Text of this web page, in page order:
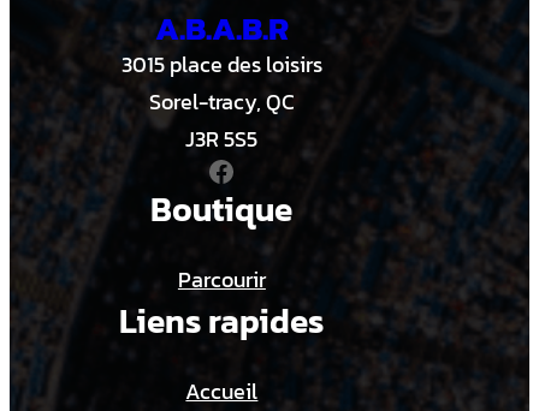
19:30
20:00
21:00
21:30
A.B.A.B.R
3015 place des loisirs
Sorel-tracy, QC
J3R 5S5
Facebook
Boutique
Parcourir
Liens rapides
Accueil